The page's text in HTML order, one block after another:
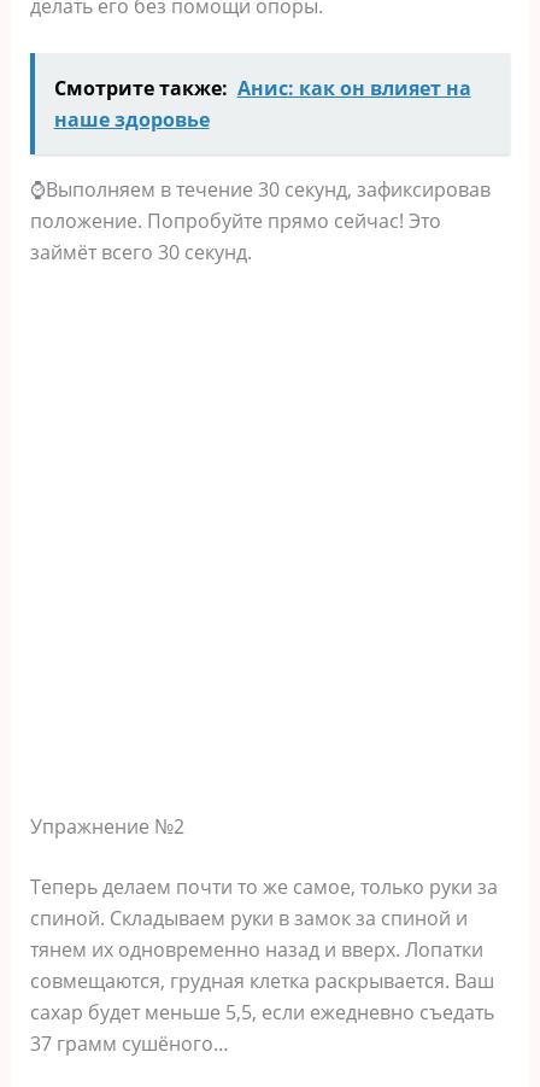
делать его без помощи опоры.
Смотрите также: Анис: как он влияет на
наше здоровье
⌚Выполняем в течение 30 секунд, зафиксировав
положение. Попробуйте прямо сейчас! Это
займёт всего 30 секунд.
Упражнение №2
Теперь делаем почти то же самое, только руки за
спиной. Складываем руки в замок за спиной и
тянем их одновременно назад и вверх. Лопатки
совмещаются, грудная клетка раскрывается. Ваш
сахар будет меньше 5,5, если ежедневно съедать
37 грамм сушёного…